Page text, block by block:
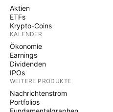
Aktien
ETFs
Krypto-Coins
KALENDER
Ökonomie
Earnings
Dividenden
IPOs
WEITERE PRODUKTE
Nachrichtenstrom
Portfolios